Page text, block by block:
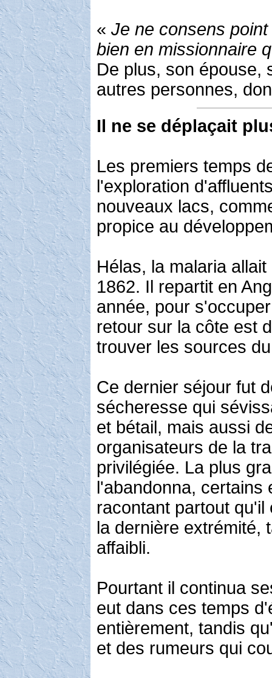
« Je ne consens
bien en missionnaire
De plus, son épouse,
autres personnes,
Il ne se déplaçait
Les premiers temps
l'exploration
nouveaux lacs,
propice au
Hélas, la malaria
1862. Il repartit en
année, pour
retour sur la côte est
trouver les sources
Ce dernier séjour fut
sécheresse qui
et bétail, mais aussi
organisateurs de la
privilégiée. La plus
l'abandonna,
racontant partout
la dernière extrémité,
affaibli.
Pourtant il continua
eut dans ces temps
entièrement, tandis
et des rumeurs qui